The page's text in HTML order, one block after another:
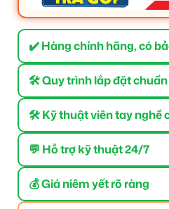
✔️ Hàng chính hãng, có
🛠 Quy trình lắp đặt chuẩn
🛠 Kỹ thuật viên tay nghề
💬 Hỗ trợ kỹ thuật 24/7
💰 Giá niêm yết rõ ràng